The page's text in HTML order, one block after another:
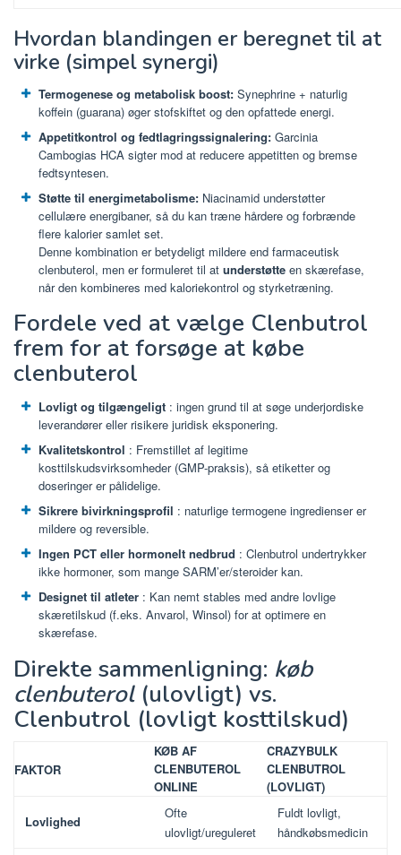
Hvordan blandingen er beregnet til at
virke (simpel synergi)
Termogenese og metabolisk boost: Synephrine + naturlig
koffein (guarana) øger stofskiftet og den opfattede energi.
Appetitkontrol og fedtlagringssignalering: Garcinia
Cambogias HCA sigter mod at reducere appetitten og bremse
fedtsyntesen.
Støtte til energimetabolisme: Niacinamid understøtter
cellulære energibaner, så du kan træne hårdere og forbrænde
flere kalorier samlet set.
Denne kombination er betydeligt mildere end farmaceutisk
clenbuterol, men er formuleret til at understøtte en skærefase,
når den kombineres med kaloriekontrol og styrketræning.
Fordele ved at vælge Clenbutrol
frem for at forsøge at købe
clenbuterol
Lovligt og tilgængeligt : ​​ingen grund til at søge underjordiske
leverandører eller risikere juridisk eksponering.
Kvalitetskontrol : Fremstillet af legitime
kosttilskudsvirksomheder (GMP-praksis), så etiketter og
doseringer er pålidelige.
Sikrere bivirkningsprofil : naturlige termogene ingredienser er
mildere og reversible.
Ingen PCT eller hormonelt nedbrud : Clenbutrol undertrykker
ikke hormoner, som mange SARM’er/steroider kan.
Designet til atleter : Kan nemt stables med andre lovlige
skæretilskud (f.eks. Anvarol, Winsol) for at optimere en
skærefase.
Direkte sammenligning: køb
clenbuterol(ulovligt) vs.
Clenbutrol (lovligt kosttilskud)
FAKTOR
KØB AF
CLENBUTEROL
ONLINE
CRAZYBULK
CLENBUTROL
(LOVLIGT)
Lovlighed
Ofte
ulovligt/ureguleret
Fuldt lovligt,
håndkøbsmedicin